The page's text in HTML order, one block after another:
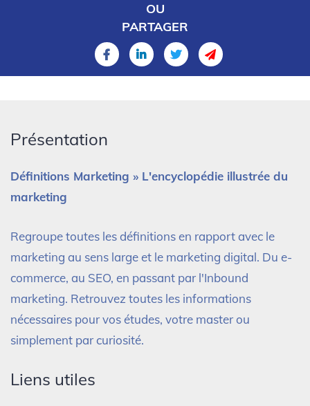
OU
PARTAGER
Présentation
Définitions Marketing » L'encyclopédie illustrée du
marketing
Regroupe toutes les définitions en rapport avec le
marketing au sens large et le marketing digital. Du e-
commerce, au SEO, en passant par l'Inbound
marketing. Retrouvez toutes les informations
nécessaires pour vos études, votre master ou
simplement par curiosité.
Liens utiles